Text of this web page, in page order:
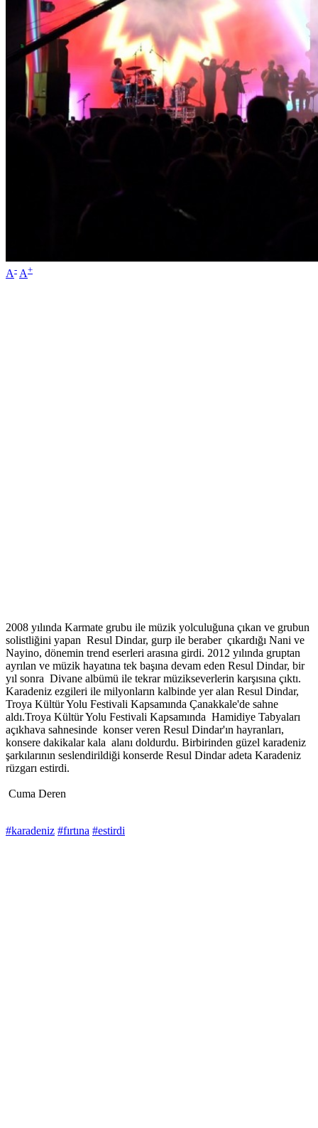
A- A+
2008 yılında Karmate grubu ile müzik yolculuğuna çıkan ve grubun
solistliğini yapan Resul Dindar, gurp ile beraber çıkardığı Nani ve
Nayino, dönemin trend eserleri arasına girdi. 2012 yılında gruptan
ayrılan ve müzik hayatına tek başına devam eden Resul Dindar, bir
yıl sonra Divane albümü ile tekrar müzikseverlerin karşısına çıktı.
Karadeniz ezgileri ile milyonların kalbinde yer alan Resul Dindar,
Troya Kültür Yolu Festivali Kapsamında Çanakkale'de sahne
aldı.Troya Kültür Yolu Festivali Kapsamında Hamidiye Tabyaları
açıkhava sahnesinde konser veren Resul Dindar'ın hayranları,
konsere dakikalar kala alanı doldurdu. Birbirinden güzel karadeniz
şarkılarının seslendirildiği konserde Resul Dindar adeta Karadeniz
rüzgarı estirdi.
Cuma Deren
#karadeniz #fırtına #estirdi